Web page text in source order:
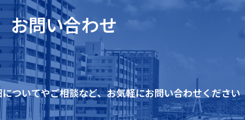
お問い合わせ
ついてやご相談など、お気軽にお問い合わせください